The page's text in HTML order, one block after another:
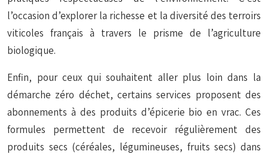
l’occasion d’explorer la richesse et la diversité des terroirs
viticoles français à travers le prisme de l’agriculture
biologique.
Enfin, pour ceux qui souhaitent aller plus loin dans la
démarche zéro déchet, certains services proposent des
abonnements à des produits d’épicerie bio en vrac. Ces
formules permettent de recevoir régulièrement des
produits secs (céréales, légumineuses, fruits secs) dans